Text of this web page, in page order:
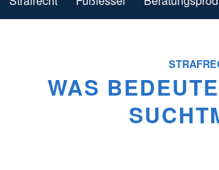
WAS